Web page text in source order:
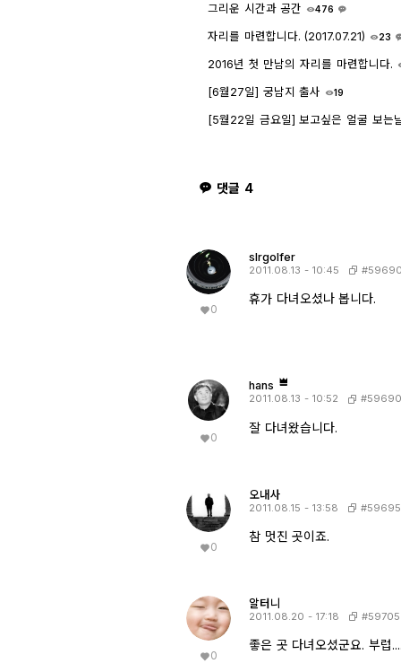
그리운 시간과 공간
476
자리를 마련합니다. (2017.07.21)
23
2016년 첫 만남의 자리를 마련합니다.
[6월27일] 궁남지 출사 19
[5월22일 금요일] 보고싶은 얼굴 보는
댓글 4
0
slrgolfer
2011.08.13 - 10:45
휴가 다녀오셨나 봅니다.
0
hans
2011.08.13 - 10:52
잘 다녀왔습니다.
0
오내사
2011.08.15 - 13:58
참 멋진 곳이죠.
0
알터니
2011.08.20 - 17:18
좋은 곳 다녀오셨군요. 부럽....